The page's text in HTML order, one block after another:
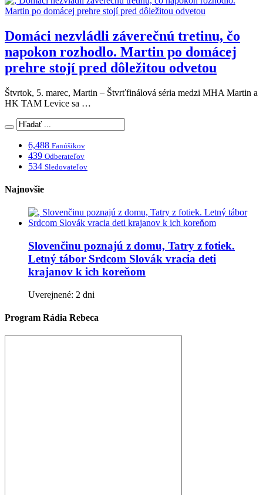
Domáci nezvládli záverečnú tretinu, čo
napokon rozhodlo. Martin po domácej
prehre stojí pred dôležitou odvetou
Štvrtok, 5. marec, Martin – Štvrťfinálová séria medzi MHA Martin a
HK TAM Levice sa …
6,488 Fanúšikov
439 Odberateľov
534 Sledovateľov
Najnovšie
Slovenčinu poznajú z domu, Tatry z fotiek.
Letný tábor Srdcom Slovák vracia deti
krajanov k ich koreňom
Uverejnené: 2 dni
Program Rádia Rebeca